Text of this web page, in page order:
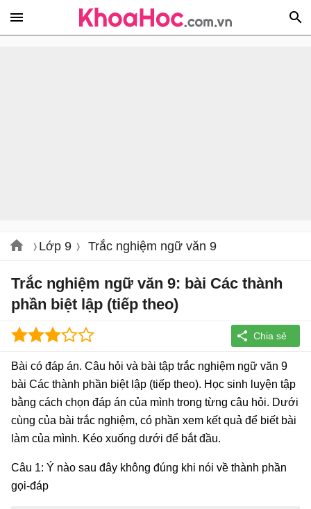
Lớp 9 Trắc nghiệm ngữ văn 9
Trắc nghiệm ngữ văn 9: bài Các thành
phần biệt lập (tiếp theo)
Bài có đáp án. Câu hỏi và bài tập trắc nghiệm ngữ văn 9
bài Các thành phần biệt lập (tiếp theo). Học sinh luyện tập
bằng cách chọn đáp án của mình trong từng câu hỏi. Dưới
cùng của bài trắc nghiệm, có phần xem kết quả để biết bài
làm của mình. Kéo xuống dưới để bắt đầu.
Câu 1: Ý nào sau đây không đúng khi nói về thành phần
gọi-đáp